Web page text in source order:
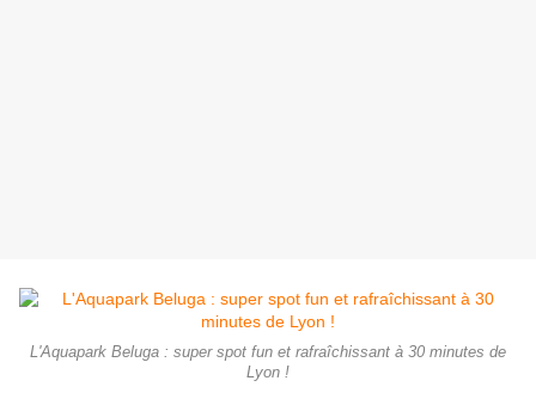
L'Aquapark Beluga : super spot fun et rafraîchissant à 30 minutes de
Lyon !